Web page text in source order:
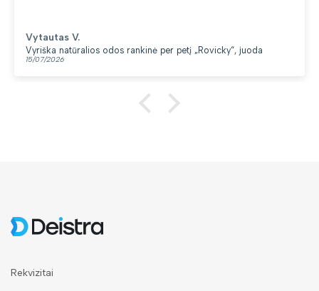
Vytautas V.
Vyriška natūralios odos rankinė per petį „Rovicky“, juoda
15/07/2026
Rekvizitai